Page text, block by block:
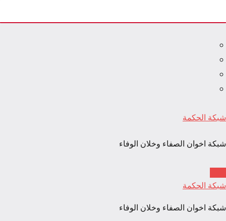
إلى
المحتوى
شبكة الحكمة
شبكة اخوان الصفاء وخلان الوفاء
شبكة الحكمة
شبكة اخوان الصفاء وخلان الوفاء